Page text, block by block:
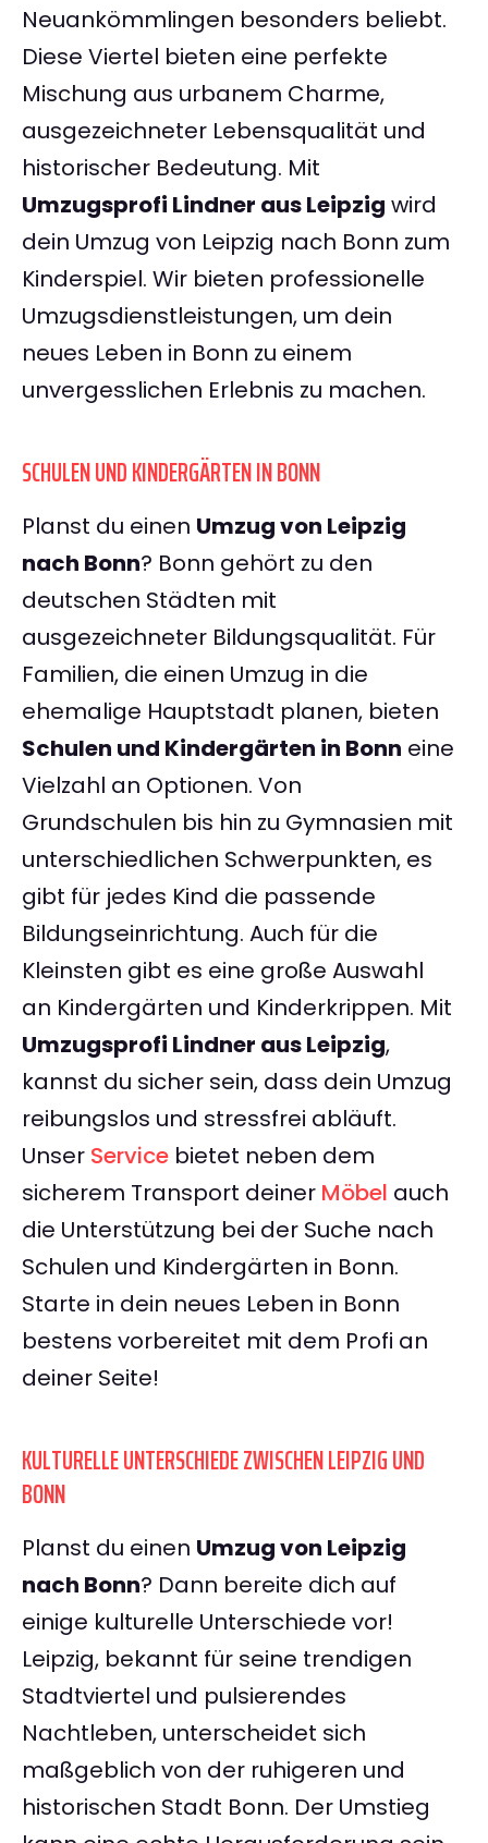
Neuankömmlingen besonders beliebt.
Diese Viertel bieten eine perfekte
Mischung aus urbanem Charme,
ausgezeichneter Lebensqualität und
historischer Bedeutung. Mit
Umzugsprofi Lindner aus Leipzig wird
dein Umzug von Leipzig nach Bonn zum
Kinderspiel. Wir bieten professionelle
Umzugsdienstleistungen, um dein
neues Leben in Bonn zu einem
unvergesslichen Erlebnis zu machen.
SCHULEN UND KINDERGÄRTEN IN BONN
Planst du einen Umzug von Leipzig
nach Bonn? Bonn gehört zu den
deutschen Städten mit
ausgezeichneter Bildungsqualität. Für
Familien, die einen Umzug in die
ehemalige Hauptstadt planen, bieten
Schulen und Kindergärten in Bonn eine
Vielzahl an Optionen. Von
Grundschulen bis hin zu Gymnasien mit
unterschiedlichen Schwerpunkten, es
gibt für jedes Kind die passende
Bildungseinrichtung. Auch für die
Kleinsten gibt es eine große Auswahl
an Kindergärten und Kinderkrippen. Mit
Umzugsprofi Lindner aus Leipzig,
kannst du sicher sein, dass dein Umzug
reibungslos und stressfrei abläuft.
Unser Service bietet neben dem
sicherem Transport deiner Möbel auch
die Unterstützung bei der Suche nach
Schulen und Kindergärten in Bonn.
Starte in dein neues Leben in Bonn
bestens vorbereitet mit dem Profi an
deiner Seite!
KULTURELLE UNTERSCHIEDE ZWISCHEN LEIPZIG UND
BONN
Planst du einen Umzug von Leipzig
nach Bonn? Dann bereite dich auf
einige kulturelle Unterschiede vor!
Leipzig, bekannt für seine trendigen
Stadtviertel und pulsierendes
Nachtleben, unterscheidet sich
maßgeblich von der ruhigeren und
historischen Stadt Bonn. Der Umstieg